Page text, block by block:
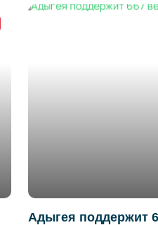
Адыгея поддержит